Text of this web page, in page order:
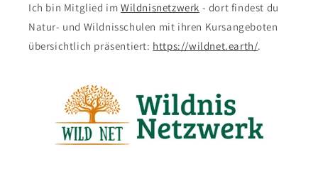
Ich bin Mitglied im Wildnisnetzwerk - dort findest du
Natur- und Wildnisschulen mit ihren Kursangeboten
übersichtlich präsentiert: https://wildnet.earth/.